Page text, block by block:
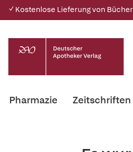
✓ Kostenlose Lieferung von
Pharmazie Zeitschriften